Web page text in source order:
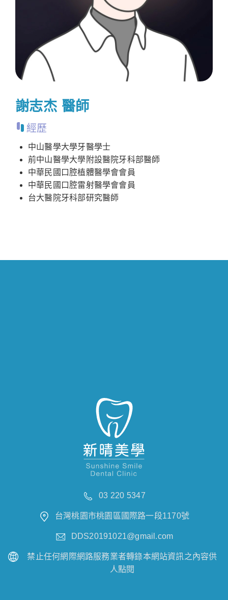
謝志杰 醫師
經歷
中山醫學大學牙醫學士
前中山醫學大學附設醫院牙科部醫師
中華民國口腔植體醫學會會員
中華民國口腔雷射醫學會會員
台大醫院牙科部研究醫師
03 220 5347
台灣桃園市桃園區國際路一段1170號
DDS20191021@gmail.com
禁止任何網際網路服務業者轉錄本網站資訊之內容供
人點閱